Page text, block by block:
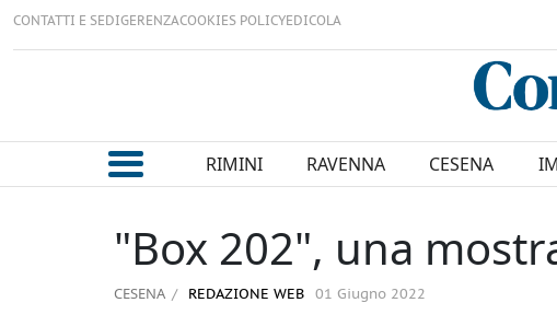
CONTATTI E SEDIGERENZACOOKIES POLICYEDICOLA
RIMINI RAVENNA CESENA
"Box 202", una
CESENA REDAZIONE WEB 01 Giugno 2022